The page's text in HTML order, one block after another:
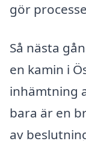
gör
Så nästa
en kamin i
inhämtning
bara är en
av